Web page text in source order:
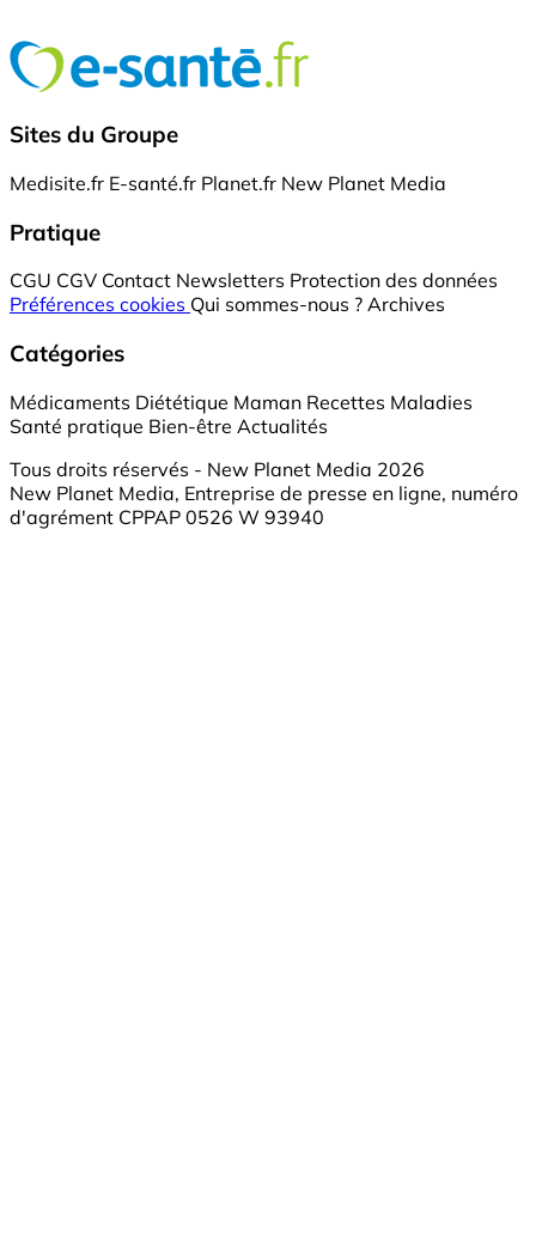
Sites du Groupe
Medisite.fr E-santé.fr Planet.fr New Planet Media
Pratique
CGU CGV Contact Newsletters Protection des données
Préférences cookies Qui sommes-nous ? Archives
Catégories
Médicaments Diététique Maman Recettes Maladies
Santé pratique Bien-être Actualités
Tous droits réservés - New Planet Media 2026
New Planet Media, Entreprise de presse en ligne, numéro
d'agrément CPPAP 0526 W 93940